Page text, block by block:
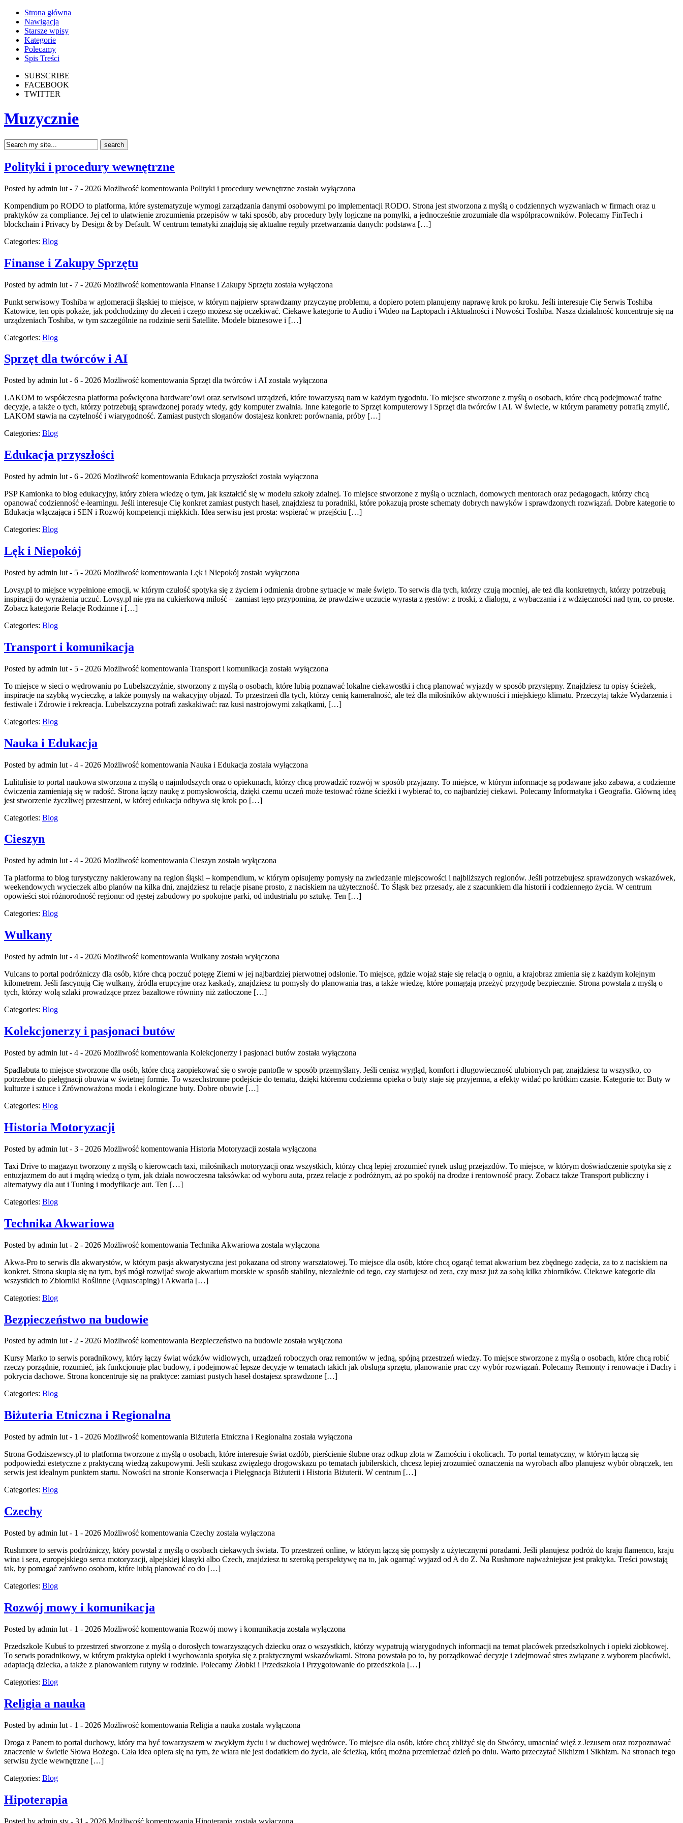
Strona główna
Nawigacja
Starsze wpisy
Kategorie
Polecamy
Spis Treści
SUBSCRIBE
FACEBOOK
TWITTER
Muzycznie
Polityki i procedury wewnętrzne
Posted by admin lut - 7 - 2026 Możliwość komentowania Polityki i procedury wewnętrzne została wyłączona
Kompendium po RODO to platforma, które systematyzuje wymogi zarządzania danymi osobowymi po implementacji RODO. Strona jest stworzona z myślą o codziennych wyzwaniach w firmach oraz u
praktyków za compliance. Jej cel to ułatwienie zrozumienia przepisów w taki sposób, aby procedury były logiczne na pomyłki, a jednocześnie zrozumiałe dla współpracowników. Polecamy FinTech i
blockchain i Privacy by Design & by Default. W centrum tematyki znajdują się aktualne reguły przetwarzania danych: podstawa […]
Categories: Blog
Finanse i Zakupy Sprzętu
Posted by admin lut - 7 - 2026 Możliwość komentowania Finanse i Zakupy Sprzętu została wyłączona
Punkt serwisowy Toshiba w aglomeracji śląskiej to miejsce, w którym najpierw sprawdzamy przyczynę problemu, a dopiero potem planujemy naprawę krok po kroku. Jeśli interesuje Cię Serwis Toshiba
Katowice, ten opis pokaże, jak podchodzimy do zleceń i czego możesz się oczekiwać. Ciekawe kategorie to Audio i Wideo na Laptopach i Aktualności i Nowości Toshiba. Nasza działalność koncentruje się na
urządzeniach Toshiba, w tym szczególnie na rodzinie serii Satellite. Modele biznesowe i […]
Categories: Blog
Sprzęt dla twórców i AI
Posted by admin lut - 6 - 2026 Możliwość komentowania Sprzęt dla twórców i AI została wyłączona
LAKOM to współczesna platforma poświęcona hardware’owi oraz serwisowi urządzeń, które towarzyszą nam w każdym tygodniu. To miejsce stworzone z myślą o osobach, które chcą podejmować trafne
decyzje, a także o tych, którzy potrzebują sprawdzonej porady wtedy, gdy komputer zwalnia. Inne kategorie to Sprzęt komputerowy i Sprzęt dla twórców i AI. W świecie, w którym parametry potrafią zmylić,
LAKOM stawia na czytelność i wiarygodność. Zamiast pustych sloganów dostajesz konkret: porównania, próby […]
Categories: Blog
Edukacja przyszłości
Posted by admin lut - 6 - 2026 Możliwość komentowania Edukacja przyszłości została wyłączona
PSP Kamionka to blog edukacyjny, który zbiera wiedzę o tym, jak kształcić się w modelu szkoły zdalnej. To miejsce stworzone z myślą o uczniach, domowych mentorach oraz pedagogach, którzy chcą
opanować codzienność e-learningu. Jeśli interesuje Cię konkret zamiast pustych haseł, znajdziesz tu poradniki, które pokazują proste schematy dobrych nawyków i sprawdzonych rozwiązań. Dobre kategorie to
Edukacja włączająca i SEN i Rozwój kompetencji miękkich. Idea serwisu jest prosta: wspierać w przejściu […]
Categories: Blog
Lęk i Niepokój
Posted by admin lut - 5 - 2026 Możliwość komentowania Lęk i Niepokój została wyłączona
Lovsy.pl to miejsce wypełnione emocji, w którym czułość spotyka się z życiem i odmienia drobne sytuacje w małe święto. To serwis dla tych, którzy czują mocniej, ale też dla konkretnych, którzy potrzebują
inspiracji do wyrażenia uczuć. Lovsy.pl nie gra na cukierkową miłość – zamiast tego przypomina, że prawdziwe uczucie wyrasta z gestów: z troski, z dialogu, z wybaczania i z wdzięczności nad tym, co proste.
Zobacz kategorie Relacje Rodzinne i […]
Categories: Blog
Transport i komunikacja
Posted by admin lut - 5 - 2026 Możliwość komentowania Transport i komunikacja została wyłączona
To miejsce w sieci o wędrowaniu po Lubelszczyźnie, stworzony z myślą o osobach, które lubią poznawać lokalne ciekawostki i chcą planować wyjazdy w sposób przystępny. Znajdziesz tu opisy ścieżek,
inspiracje na szybką wycieczkę, a także pomysły na wakacyjny objazd. To przestrzeń dla tych, którzy cenią kameralność, ale też dla miłośników aktywności i miejskiego klimatu. Przeczytaj także Wydarzenia i
festiwale i Zdrowie i rekreacja. Lubelszczyzna potrafi zaskakiwać: raz kusi nastrojowymi zakątkami, […]
Categories: Blog
Nauka i Edukacja
Posted by admin lut - 4 - 2026 Możliwość komentowania Nauka i Edukacja została wyłączona
Lulitulisie to portal naukowa stworzona z myślą o najmłodszych oraz o opiekunach, którzy chcą prowadzić rozwój w sposób przyjazny. To miejsce, w którym informacje są podawane jako zabawa, a codzienne
ćwiczenia zamieniają się w radość. Strona łączy naukę z pomysłowością, dzięki czemu uczeń może testować różne ścieżki i wybierać to, co najbardziej ciekawi. Polecamy Informatyka i Geografia. Główną ideą
jest stworzenie życzliwej przestrzeni, w której edukacja odbywa się krok po […]
Categories: Blog
Cieszyn
Posted by admin lut - 4 - 2026 Możliwość komentowania Cieszyn została wyłączona
Ta platforma to blog turystyczny nakierowany na region śląski – kompendium, w którym opisujemy pomysły na zwiedzanie miejscowości i najbliższych regionów. Jeśli potrzebujesz sprawdzonych wskazówek,
weekendowych wycieczek albo planów na kilka dni, znajdziesz tu relacje pisane prosto, z naciskiem na użyteczność. To Śląsk bez przesady, ale z szacunkiem dla historii i codziennego życia. W centrum
opowieści stoi różnorodność regionu: od gęstej zabudowy po spokojne parki, od industrialu po sztukę. Ten […]
Categories: Blog
Wulkany
Posted by admin lut - 4 - 2026 Możliwość komentowania Wulkany została wyłączona
Vulcans to portal podróżniczy dla osób, które chcą poczuć potęgę Ziemi w jej najbardziej pierwotnej odsłonie. To miejsce, gdzie wojaż staje się relacją o ogniu, a krajobraz zmienia się z każdym kolejnym
kilometrem. Jeśli fascynują Cię wulkany, źródła erupcyjne oraz kaskady, znajdziesz tu pomysły do planowania tras, a także wiedzę, które pomagają przeżyć przygodę bezpiecznie. Strona powstała z myślą o
tych, którzy wolą szlaki prowadzące przez bazaltowe równiny niż zatłoczone […]
Categories: Blog
Kolekcjonerzy i pasjonaci butów
Posted by admin lut - 4 - 2026 Możliwość komentowania Kolekcjonerzy i pasjonaci butów została wyłączona
Spadlabuta to miejsce stworzone dla osób, które chcą zaopiekować się o swoje pantofle w sposób przemyślany. Jeśli cenisz wygląd, komfort i długowieczność ulubionych par, znajdziesz tu wszystko, co
potrzebne do pielęgnacji obuwia w świetnej formie. To wszechstronne podejście do tematu, dzięki któremu codzienna opieka o buty staje się przyjemna, a efekty widać po krótkim czasie. Kategorie to: Buty w
kulturze i sztuce i Zrównoważona moda i ekologiczne buty. Dobre obuwie […]
Categories: Blog
Historia Motoryzacji
Posted by admin lut - 3 - 2026 Możliwość komentowania Historia Motoryzacji została wyłączona
Taxi Drive to magazyn tworzony z myślą o kierowcach taxi, miłośnikach motoryzacji oraz wszystkich, którzy chcą lepiej zrozumieć rynek usług przejazdów. To miejsce, w którym doświadczenie spotyka się z
entuzjazmem do aut i mądrą wiedzą o tym, jak działa nowoczesna taksówka: od wyboru auta, przez relacje z podróżnym, aż po spokój na drodze i rentowność pracy. Zobacz także Transport publiczny i
alternatywy dla aut i Tuning i modyfikacje aut. Ten […]
Categories: Blog
Technika Akwariowa
Posted by admin lut - 2 - 2026 Możliwość komentowania Technika Akwariowa została wyłączona
Akwa-Pro to serwis dla akwarystów, w którym pasja akwarystyczna jest pokazana od strony warsztatowej. To miejsce dla osób, które chcą ogarąć temat akwarium bez zbędnego zadęcia, za to z naciskiem na
konkret. Strona skupia się na tym, byś mógł rozwijać swoje akwarium morskie w sposób stabilny, niezależnie od tego, czy startujesz od zera, czy masz już za sobą kilka zbiorników. Ciekawe kategorie dla
wszystkich to Zbiorniki Roślinne (Aquascaping) i Akwaria […]
Categories: Blog
Bezpieczeństwo na budowie
Posted by admin lut - 2 - 2026 Możliwość komentowania Bezpieczeństwo na budowie została wyłączona
Kursy Marko to serwis poradnikowy, który łączy świat wózków widłowych, urządzeń roboczych oraz remontów w jedną, spójną przestrzeń wiedzy. To miejsce stworzone z myślą o osobach, które chcą robić
rzeczy porządnie, rozumieć, jak funkcjonuje plac budowy, i podejmować lepsze decyzje w tematach takich jak obsługa sprzętu, planowanie prac czy wybór rozwiązań. Polecamy Remonty i renowacje i Dachy i
pokrycia dachowe. Strona koncentruje się na praktyce: zamiast pustych haseł dostajesz sprawdzone […]
Categories: Blog
Biżuteria Etniczna i Regionalna
Posted by admin lut - 1 - 2026 Możliwość komentowania Biżuteria Etniczna i Regionalna została wyłączona
Strona Godziszewscy.pl to platforma tworzone z myślą o osobach, które interesuje świat ozdób, pierścienie ślubne oraz odkup złota w Zamościu i okolicach. To portal tematyczny, w którym łączą się
podpowiedzi estetyczne z praktyczną wiedzą zakupowymi. Jeśli szukasz zwięzłego drogowskazu po tematach jubilerskich, chcesz lepiej zrozumieć oznaczenia na wyrobach albo planujesz wybór obrączek, ten
serwis jest idealnym punktem startu. Nowości na stronie Konserwacja i Pielęgnacja Biżuterii i Historia Biżuterii. W centrum […]
Categories: Blog
Czechy
Posted by admin lut - 1 - 2026 Możliwość komentowania Czechy została wyłączona
Rushmore to serwis podróżniczy, który powstał z myślą o osobach ciekawych świata. To przestrzeń online, w którym łączą się pomysły z użytecznymi poradami. Jeśli planujesz podróż do kraju flamenco, kraju
wina i sera, europejskiego serca motoryzacji, alpejskiej klasyki albo Czech, znajdziesz tu szeroką perspektywę na to, jak ogarnąć wyjazd od A do Z. Na Rushmore najważniejsze jest praktyka. Treści powstają
tak, by pomagać zarówno osobom, które lubią planować co do […]
Categories: Blog
Rozwój mowy i komunikacja
Posted by admin lut - 1 - 2026 Możliwość komentowania Rozwój mowy i komunikacja została wyłączona
Przedszkole Kubuś to przestrzeń stworzone z myślą o dorosłych towarzyszących dziecku oraz o wszystkich, którzy wypatrują wiarygodnych informacji na temat placówek przedszkolnych i opieki żłobkowej.
To serwis poradnikowy, w którym praktyka opieki i wychowania spotyka się z praktycznymi wskazówkami. Strona powstała po to, by porządkować decyzje i zdejmować stres związane z wyborem placówki,
adaptacją dziecka, a także z planowaniem rutyny w rodzinie. Polecamy Żłobki i Przedszkola i Przygotowanie do przedszkola […]
Categories: Blog
Religia a nauka
Posted by admin lut - 1 - 2026 Możliwość komentowania Religia a nauka została wyłączona
Droga z Panem to portal duchowy, który ma być towarzyszem w zwykłym życiu i w duchowej wędrówce. To miejsce dla osób, które chcą zbliżyć się do Stwórcy, umacniać więź z Jezusem oraz rozpoznawać
znaczenie w świetle Słowa Bożego. Cała idea opiera się na tym, że wiara nie jest dodatkiem do życia, ale ścieżką, którą można przemierzać dzień po dniu. Warto przeczytać Sikhizm i Sikhizm. Na stronach tego
serwisu życie wewnętrzne […]
Categories: Blog
Hipoterapia
Posted by admin sty - 31 - 2026 Możliwość komentowania Hipoterapia została wyłączona